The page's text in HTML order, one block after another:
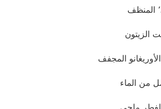
المجفف